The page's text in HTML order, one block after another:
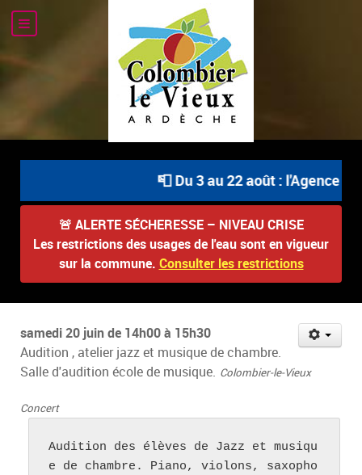
📮 Du 3 au 22 août : l'Agence
🚨 ALERTE SÉCHERESSE – NIVEAU CRISE
Les restrictions des usages de l'eau sont en vigueur
sur la commune. Consulter les restrictions
samedi 20 juin de 14h00 à 15h30
Audition , atelier jazz et musique de chambre.
Salle d'audition école de musique. Colombier-le-Vieux
Concert
Audition des élèves de Jazz et musiqu
e de chambre. Piano, violons, saxopho